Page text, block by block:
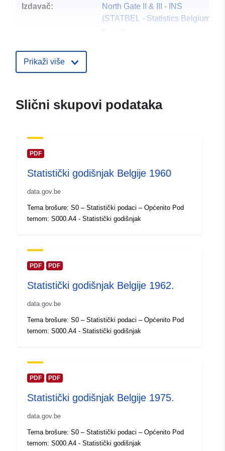
Izdavač:
North Gate II & III - INS
(STATBEL - Statistics Belgium)
Statistics - Statistics Belgium)
https://statbel.fgov.be/fr
Kataloški
registar:
Dodano u data.europa.eu:
2024
6.41, 51.51 ], [ 6.41, 49.49 ], [
uriRef:
Prava pristupa: public
pokrivenost:
- 31 December 1966
Prikaži više
Slični skupovi podataka
PDF
Statistički godišnjak Belgije 1960
data.gov.be
Tema brošure: S0 – Statistički podaci – Općenito Pod
temom: S000.A4 - Statistički godišnjak
PDF PDF
Statistički godišnjak Belgije 1962.
data.gov.be
Tema brošure: S0 – Statistički podaci – Općenito Pod
temom: S000.A4 - Statistički godišnjak
PDF PDF
Statistički godišnjak Belgije 1975.
data.gov.be
Tema brošure: S0 – Statistički podaci – Općenito Pod
temom: S000.A4 - Statistički godišnjak